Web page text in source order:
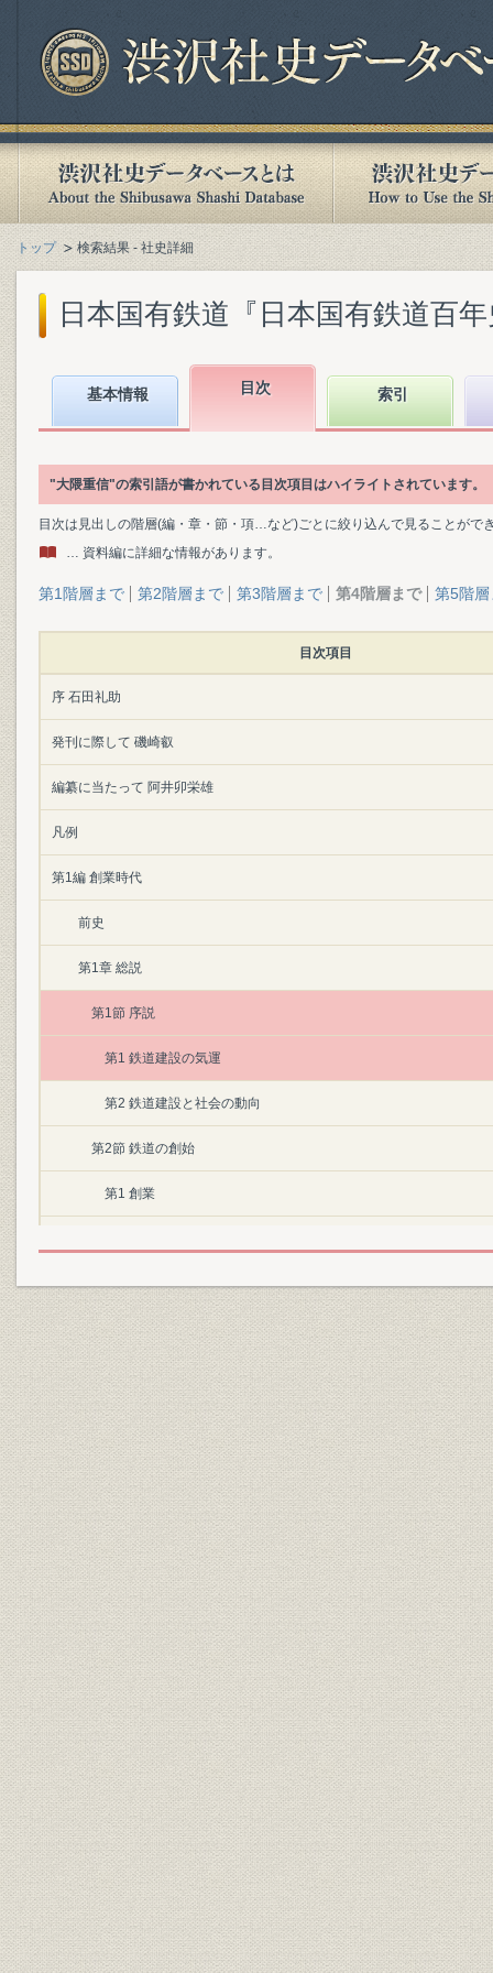
トップ 検索結果 - 社史詳細
日本国有鉄道『日本国有鉄道百
基本情報 目次 索引
"大隈重信"の索引語が書かれている目次項目はハイライトされています。
目次は見出しの階層(編・章・節・項…など)ごとに絞り込んで見ることがで
… 資料編に詳細な情報があります。
第1階層まで 第2階層まで 第3階層まで 第4階層まで 第5階層
目次項目
序 石田礼助
発刊に際して 磯崎叡
編纂に当たって 阿井卯栄雄
凡例
第1編 創業時代
前史
第1章 総説
第1節 序説
第1 鉄道建設の気運
第2 鉄道建設と社会の動向
第2節 鉄道の創始
第1 創業
第3 線路延長計画
第4 鉄道建設と外国技術の導入
第3節 官営鉱山鉄道と私設鉄道
第1 官営鉱山鉄道
第2 私設鉄道
第4節 東西両京を結ぶ幹線の建設
第1 中山道幹線の建設計画
第2 東海道幹線の開通
第5節 東海道線開通の意義
第1 東海道線開通以前の交通機関
第2 幹線鉄道の効用
第3 鉄道建設への世論
第6節 鉄道政策の確立
第1 経営主体に関する議論
第2 鉄道会計制度の確立
第3 「鉄道敷設法」の公布